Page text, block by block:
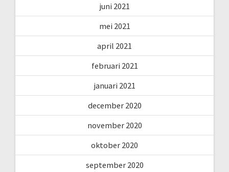
juni 2021
mei 2021
april 2021
februari 2021
januari 2021
december 2020
november 2020
oktober 2020
september 2020